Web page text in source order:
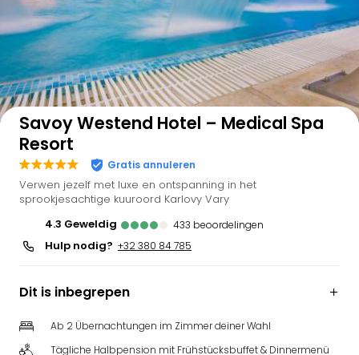
Bekijk op kaart
Savoy Westend Hotel – Medical Spa
Resort
Gratis annuleren
Verwen jezelf met luxe en ontspanning in het
sprookjesachtige kuuroord Karlovy Vary
4.3
geweldig 433 beoordelingen
Hulp nodig? +32 380 84 785
Dit is inbegrepen
Ab 2 Übernachtungen im Zimmer deiner Wahl
Tägliche Halbpension mit Frühstücksbuffet & Dinnermenü